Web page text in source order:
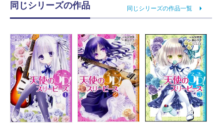
同じシリーズの作品 同じシリーズの作品一覧